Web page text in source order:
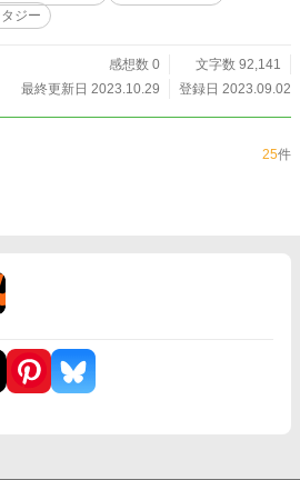
ジー
感想数 0
文字数 92,141
最終更新日 2023.10.29
登録日 2023.09.02
25件